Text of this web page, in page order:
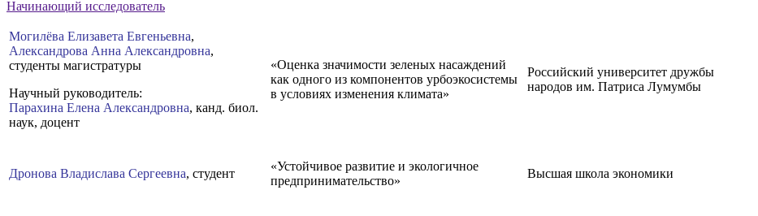
Начинающий исследователь
Могилёва Елизавета Евгеньевна,
Александрова Анна Александровна,
студенты магистратуры
Научный руководитель:
Парахина Елена Александровна, канд. биол.
наук, доцент
«Оценка значимости зеленых насаждений
как одного из компонентов урбоэкосистемы
в условиях изменения климата»
Российский университет дружбы
народов им. Патриса Лумумбы
Дронова Владислава Сергеевна, студент
«Устойчивое развитие и экологичное
предпринимательство»
Высшая школа экономики